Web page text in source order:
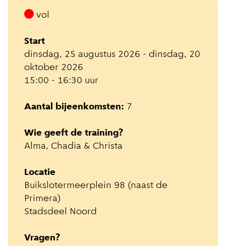
vol
Start
dinsdag, 25 augustus 2026 - dinsdag, 20
oktober 2026
15:00 - 16:30 uur
Aantal bijeenkomsten: 7
Wie geeft de training?
Alma, Chadia & Christa
Locatie
Buikslotermeerplein 98 (naast de
Primera)
Stadsdeel Noord
Vragen?